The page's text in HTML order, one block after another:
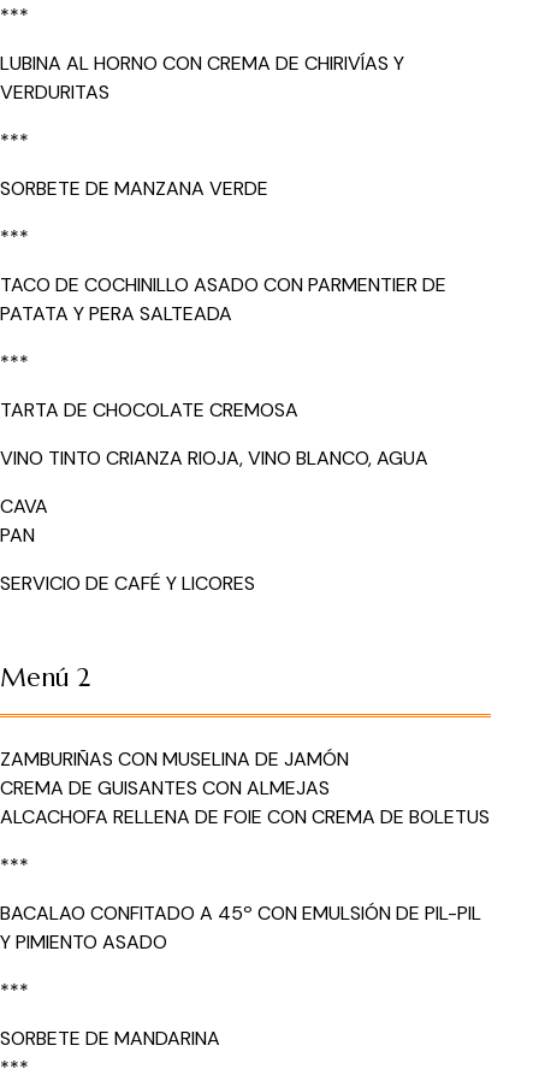
***
LUBINA AL HORNO CON CREMA DE CHIRIVÍAS Y
VERDURITAS
***
SORBETE DE MANZANA VERDE
***
TACO DE COCHINILLO ASADO CON PARMENTIER DE
PATATA Y PERA SALTEADA
***
TARTA DE CHOCOLATE CREMOSA
VINO TINTO CRIANZA RIOJA, VINO BLANCO, AGUA
CAVA
PAN
SERVICIO DE CAFÉ Y LICORES
Menú 2
ZAMBURIÑAS CON MUSELINA DE JAMÓN
CREMA DE GUISANTES CON ALMEJAS
ALCACHOFA RELLENA DE FOIE CON CREMA DE BOLETUS
***
BACALAO CONFITADO A 45º CON EMULSIÓN DE PIL-PIL
Y PIMIENTO ASADO
***
SORBETE DE MANDARINA
***